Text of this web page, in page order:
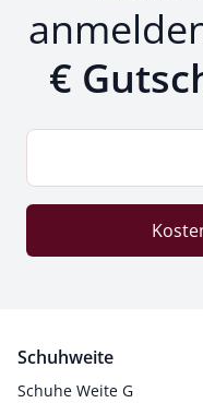
€
Schuhweite
Schuhe Weite G